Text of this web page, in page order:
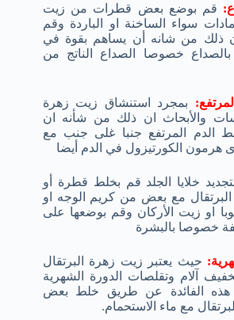
قم بوضع بعض قطرات من زيت
سواء الساخنة او الباردة وقم
ذلك من شانه أن يساهم بقوة في
خصوصا الصداع الناتج من
بمجرد استنشاق زيت زهرة
والأبحاث ان ذلك من شأنه ان
المرتفع جنبا غلى جنب مع
الكورتيزول في الدم أيضا
خلايا الجلد قم بخلط قطرة أو
مع بعض من كريم الوجه او
او زيت الأركان وقم بوضعها على
خصوصا بالبشرة
حيث يعتبر زيت زهرة البرتقال
آلام وتقلصات الدورة الشهرية
الفائدة عن طريق خلط بعض
مع ماء الاستحمام.